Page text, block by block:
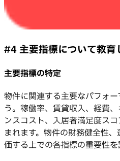
#4 主要指標について教育
主要指標の特定
物件に関連する主要なパフォ
う。稼働率、賃貸収入、経費
ンスコスト、入居者満足度ス
まれます。物件の財務健全性
価する上での各指標の重要性を